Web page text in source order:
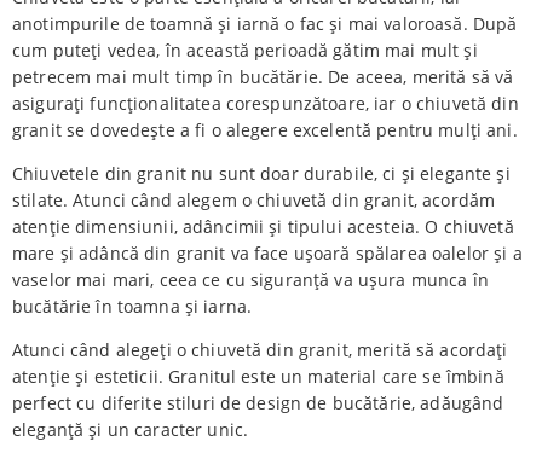
anotimpurile de toamnă și iarnă o fac și mai valoroasă. După
cum puteți vedea, în această perioadă gătim mai mult și
petrecem mai mult timp în bucătărie. De aceea, merită să vă
asigurați funcționalitatea corespunzătoare, iar o chiuvetă din
granit se dovedește a fi o alegere excelentă pentru mulți ani.
Chiuvetele din granit nu sunt doar durabile, ci și elegante și
stilate. Atunci când alegem o chiuvetă din granit, acordăm
atenție dimensiunii, adâncimii și tipului acesteia. O chiuvetă
mare și adâncă din granit va face ușoară spălarea oalelor și a
vaselor mai mari, ceea ce cu siguranță va ușura munca în
bucătărie în toamna și iarna.
Atunci când alegeți o chiuvetă din granit, merită să acordați
atenție și esteticii. Granitul este un material care se îmbină
perfect cu diferite stiluri de design de bucătărie, adăugând
eleganță și un caracter unic.